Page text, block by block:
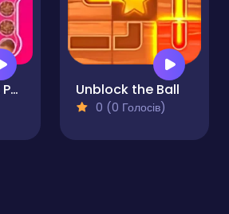
Ball Color Sort Puzzle Game Unblock the Ball
0 (0 Голосів)